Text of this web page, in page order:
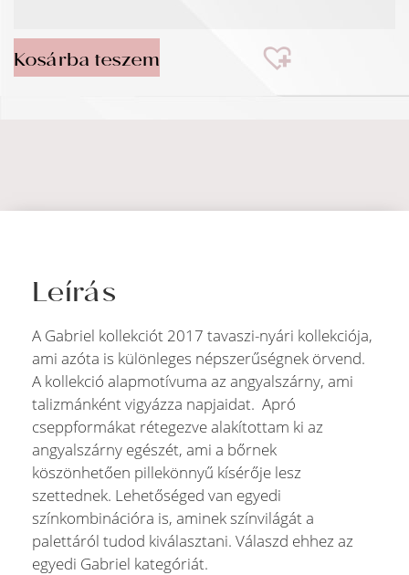
Kosárba teszem
Leírás
A Gabriel kollekciót 2017 tavaszi-nyári kollekciója,
ami azóta is különleges népszerűségnek örvend.
A kollekció alapmotívuma az angyalszárny, ami
talizmánként vigyázza napjaidat. Apró
cseppformákat rétegezve alakítottam ki az
angyalszárny egészét, ami a bőrnek
köszönhetően pillekönnyű kísérője lesz
szettednek. Lehetőséged van egyedi
színkombinációra is, aminek színvilágát a
palettáról tudod kiválasztani. Válaszd ehhez az
egyedi Gabriel kategóriát.